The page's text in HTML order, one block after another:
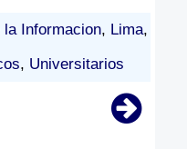
la Informacion, Lima,
, Universitarios